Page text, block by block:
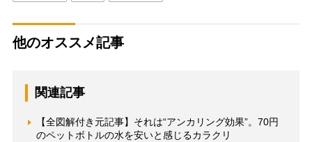
他のオススメ記事
関連記事
【全図解付き元記事】それは“アンカリング効果”。70円
のペットボトルの水を安いと感じるカラクリ